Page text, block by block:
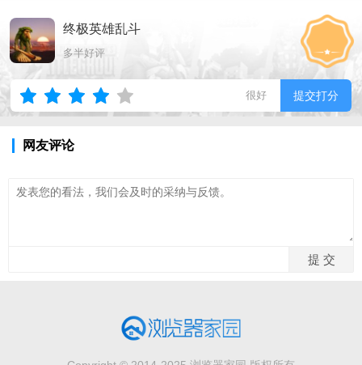
终极英雄乱斗
多半好评
很好 提交打分
网友评论